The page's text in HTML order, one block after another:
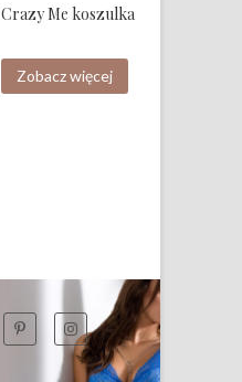
Crazy Me koszulka
Zobacz więcej